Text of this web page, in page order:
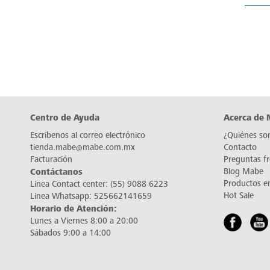
Centro de Ayuda
Escríbenos al correo electrónico
tienda.mabe@mabe.com.mx
Facturación
Contáctanos
Línea Contact center: (55) 9088 6223
Línea Whatsapp: 525662141659
Horario de Atención:
Lunes a Viernes 8:00 a 20:00
Sábados 9:00 a 14:00
Acerca de
¿Quiénes
Contacto
Preguntas
Blog Mabe
Productos
Hot Sale